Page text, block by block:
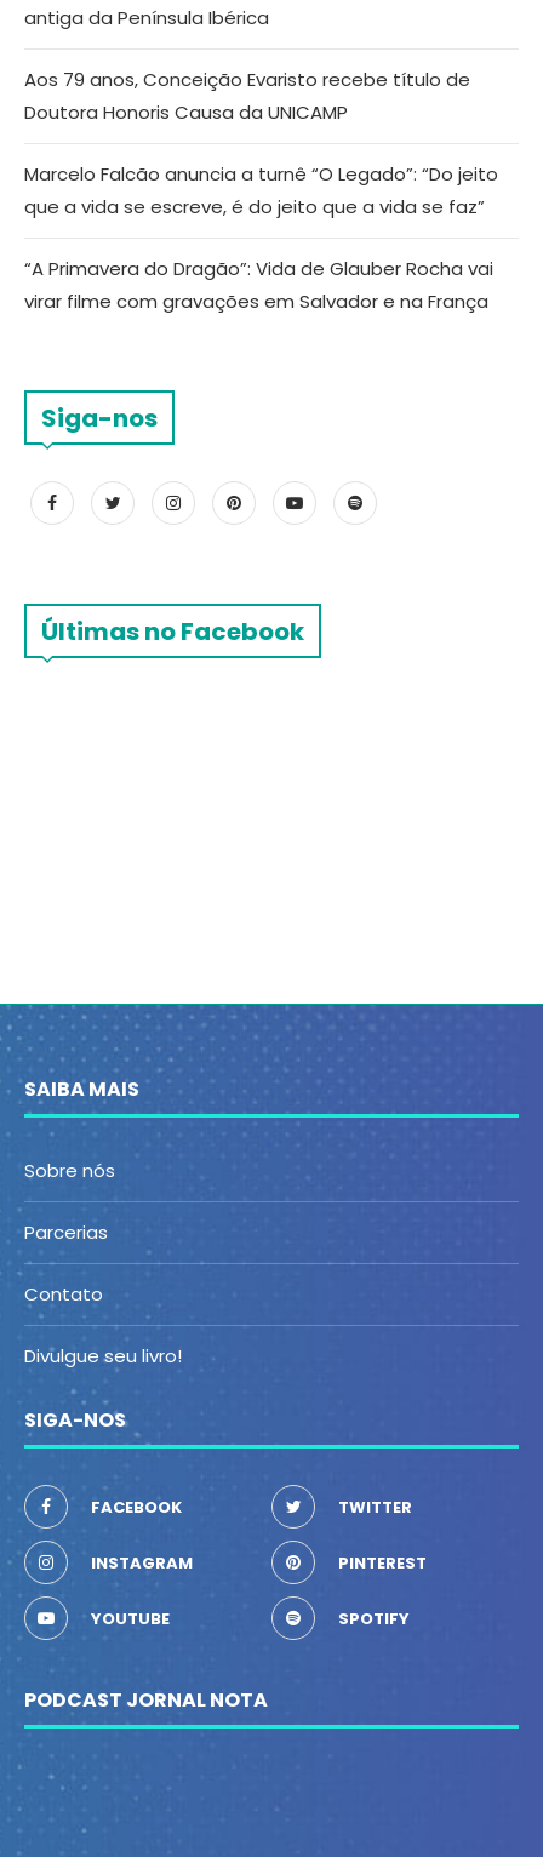
antiga da Península Ibérica
Aos 79 anos, Conceição Evaristo recebe título de
Doutora Honoris Causa da UNICAMP
Marcelo Falcão anuncia a turnê “O Legado”: “Do jeito
que a vida se escreve, é do jeito que a vida se faz”
“A Primavera do Dragão”: Vida de Glauber Rocha vai
virar filme com gravações em Salvador e na França
Siga-nos
Últimas no Facebook
SAIBA MAIS
Sobre nós
Parcerias
Contato
Divulgue seu livro!
SIGA-NOS
FACEBOOK TWITTER
INSTAGRAM PINTEREST
YOUTUBE SPOTIFY
PODCAST JORNAL NOTA